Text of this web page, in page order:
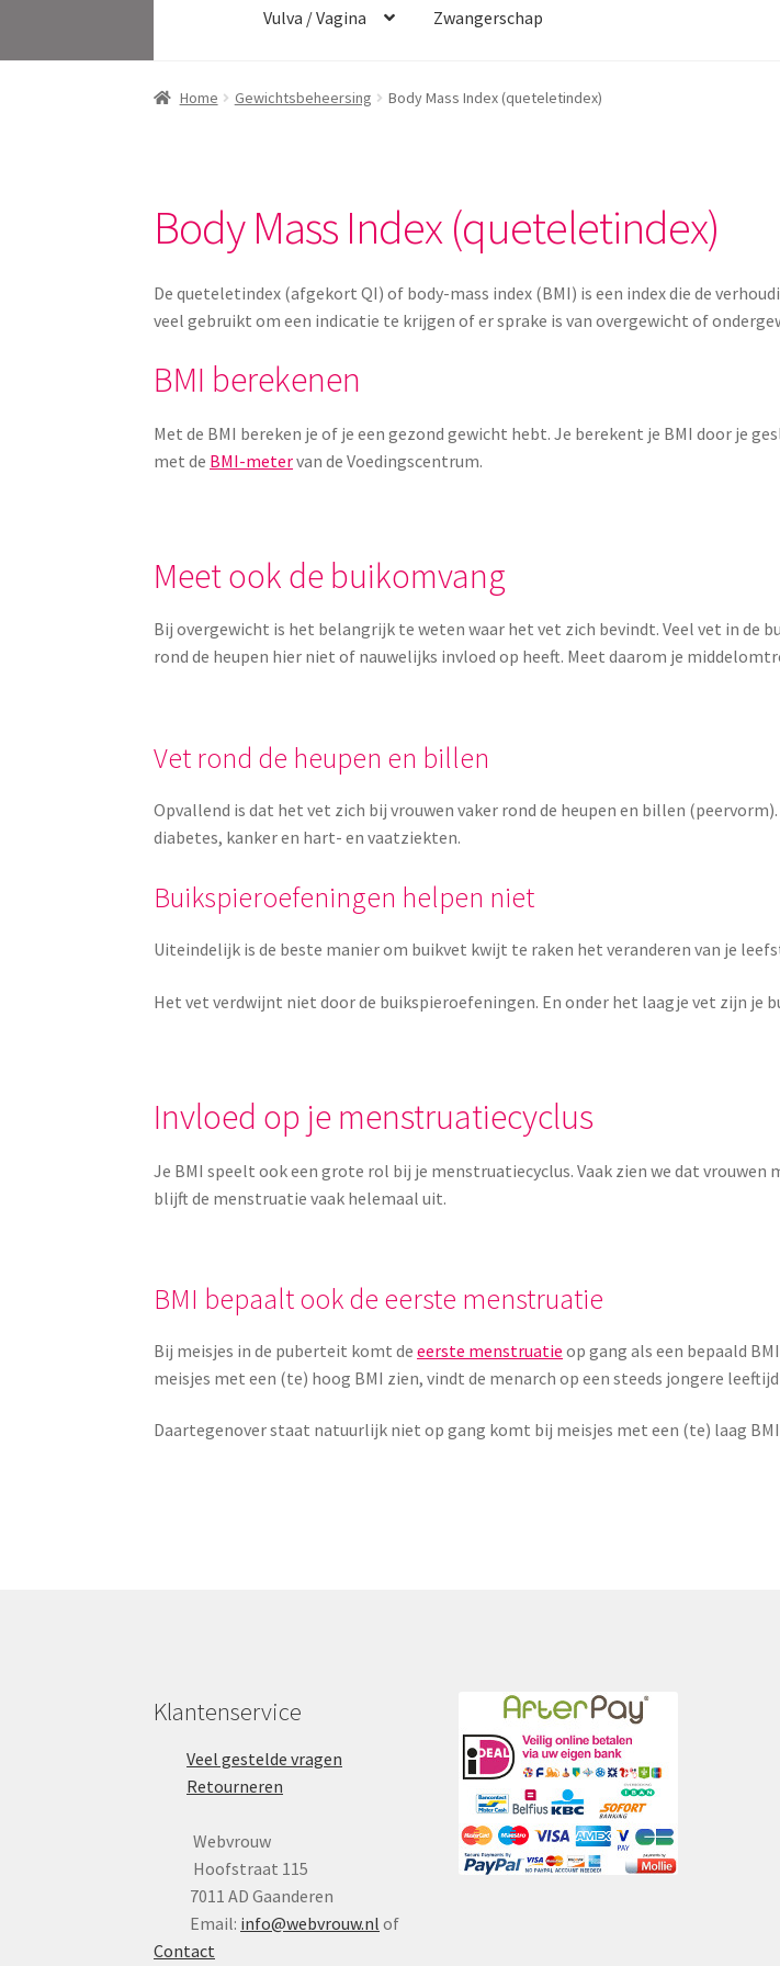
Vulva / Vagina Zwangerschap
Home Gewichtsbeheersing Body Mass Index (queteletindex)
Body Mass Index (queteletindex)
De queteletindex (afgekort QI) of body-mass index (BMI) is een index die de
veel gebruikt om een indicatie te krijgen of er sprake is van overgewicht of
BMI berekenen
Met de BMI bereken je of je een gezond gewicht hebt. Je berekent je BMI door je
met de BMI-metervan de Voedingscentrum.
Meet ook de buikomvang
Bij overgewicht is het belangrijk te weten waar het vet zich bevindt. Veel vet in
rond de heupen hier niet of nauwelijks invloed op heeft. Meet daarom je
Vet rond de heupen en billen
Opvallend is dat het vet zich bij vrouwen vaker rond de heupen en billen
diabetes, kanker en hart- en vaatziekten.
Buikspieroefeningen helpen niet
Uiteindelijk is de beste manier om buikvet kwijt te raken het veranderen van je
Het vet verdwijnt niet door de buikspieroefeningen. En onder het laagje vet zijn je
Invloed op je menstruatiecyclus
Je BMI speelt ook een grote rol bij je menstruatiecyclus. Vaak zien we dat
blijft de menstruatie vaak helemaal uit.
BMI bepaalt ook de eerste menstruatie
Bij meisjes in de puberteit komt deeerste menstruatie op gang als een bepaald
meisjes met een (te) hoog BMI zien, vindt de menarch op een steeds jongere
Daartegenover staat natuurlijk niet op gang komt bij meisjes met een (te) laag
Klantenservice
Veel gestelde vragen
Retourneren
Webvrouw
Hoofstraat 115
7011 AD Gaanderen
Email: info@webvrouw.nl of
Contact